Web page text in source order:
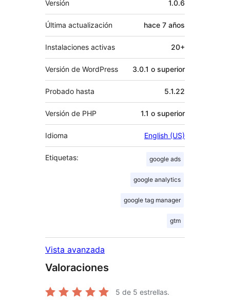
Versión 1.0.6
Última actualización hace 7 años
Instalaciones activas 20+
Versión de WordPress 3.0.1 o superior
Probado hasta 5.1.22
Versión de PHP 1.1 o superior
Idioma English (US)
Etiquetas: google ads
google analytics
google tag manager
gtm
Vista avanzada
Valoraciones
5 de 5 estrellas.